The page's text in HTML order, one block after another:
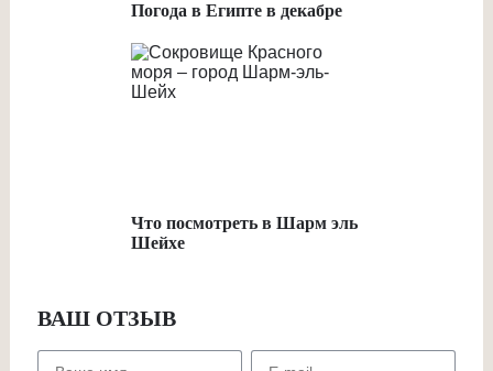
Погода в Египте в декабре
Что посмотреть в Шарм эль
Шейхе
ВАШ ОТЗЫВ